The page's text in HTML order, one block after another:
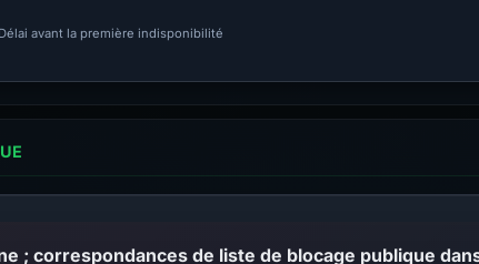
avant la première indisponibilité